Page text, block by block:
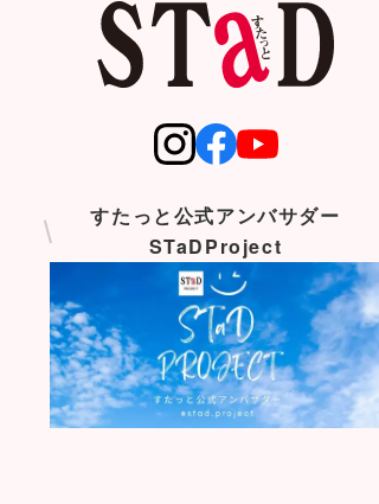
すたっと公式アンバサダー
STaDProject